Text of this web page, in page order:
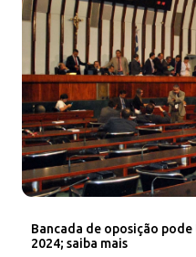
Bancada de oposição
2024; saiba mais